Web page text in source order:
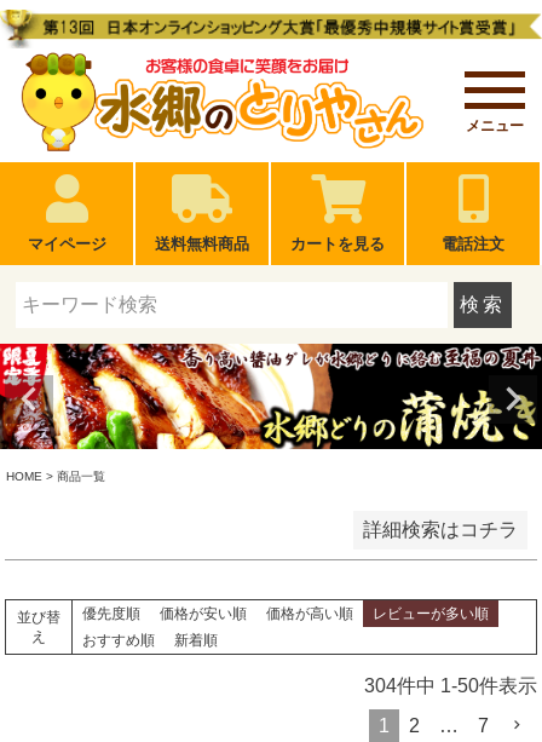
メニュー
マイページ 送料無料商品 カートを見る 電話注文
検索
HOME 商品一覧
詳細検索はコチラ
冷凍限定
どちらもOK
在庫なし商品
在庫なし商品を表示しない
配送
すぐに食べられる
炊き込み
焼く・炒める
揚げる
並び替
え
優先度順 価格が安い順 価格が高い順
レビューが多い順
おすすめ順
新着順
304件中 1-50件表示
1
2 … 7